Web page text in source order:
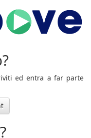
ed entra a far parte